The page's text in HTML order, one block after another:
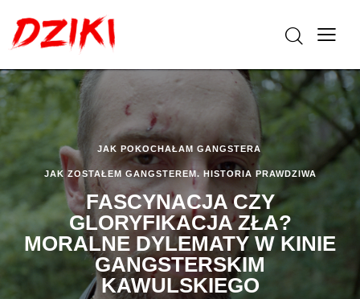
JAK POKOCHAŁAM GANGSTERA
JAK ZOSTAŁEM GANGSTEREM. HISTORIA PRAWDZIWA
FASCYNACJA CZY
GLORYFIKACJA ZŁA?
MORALNE DYLEMATY W KINIE
GANGSTERSKIM
KAWULSKIEGO